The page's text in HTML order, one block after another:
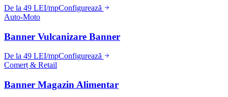
De la 49 LEI/mpConfigurează
Auto-Moto
Banner Vulcanizare Banner
De la 49 LEI/mpConfigurează
Comerț & Retail
Banner Magazin Alimentar